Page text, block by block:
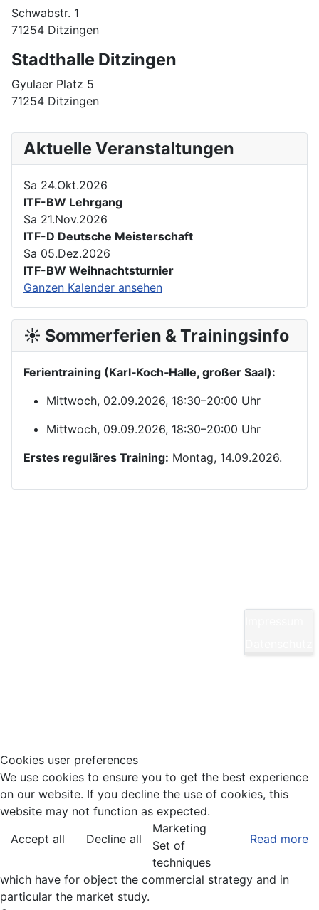
Schwabstr. 1
71254 Ditzingen
Stadthalle Ditzingen
Gyulaer Platz 5
71254 Ditzingen
Aktuelle Veranstaltungen
Sa 24.Okt.2026
ITF-BW Lehrgang
Sa 21.Nov.2026
ITF-D Deutsche Meisterschaft
Sa 05.Dez.2026
ITF-BW Weihnachtsturnier
Ganzen Kalender ansehen
☀️ Sommerferien & Trainingsinfo
Ferientraining (Karl‑Koch‑Halle, großer Saal):
Mittwoch, 02.09.2026, 18:30–20:00 Uhr
Mittwoch, 09.09.2026, 18:30–20:00 Uhr
Erstes reguläres Training: Montag, 14.09.2026.
Cookies user preferences
We use cookies to ensure you to get the best experience
on our website. If you decline the use of cookies, this
website may not function as expected.
Accept all
Decline all Read more
Marketing
Set of
techniques
which have for object the commercial strategy and in
particular the market study.